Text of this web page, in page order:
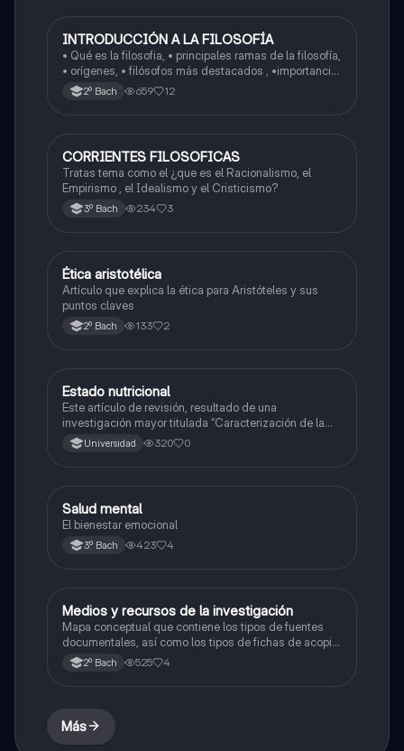
Filosofía
INTRODUCCIÓN A LA FILOSOFÍA
• Qué es la filosofia, • principales ramas de la filosofía,
• orígenes, • filósofos más destacados , •importancia
del pensamiento crítico, • aplicaciones de la filosofía y
conclusiones
2º Bach 659 12
Filosofía
CORRIENTES FILOSOFICAS
Tratas tema como el ¿que es el Racionalismo, el
Empirismo , el Idealismo y el Cristicismo?
3º Bach 234 3
Filosofía
Ética aristotélica
Artículo que explica la ética para Aristóteles y sus
puntos claves
2º Bach 133 2
Metodología de la investigación
Estado nutricional
Este artículo de revisión, resultado de una
investigación mayor titulada “Caracterización de la
seguridad alimentaria y nutricional en menores que
cursan su primera infancia”.
Universidad 320 0
Ética
Salud mental
El bienestar emocional
3º Bach 423 4
Metodología de la investigación
Medios y recursos de la investigación
Mapa conceptual que contiene los tipos de fuentes
documentales, así como los tipos de fichas de acopio
de información para investigaciones.
2º Bach 525 4
Más